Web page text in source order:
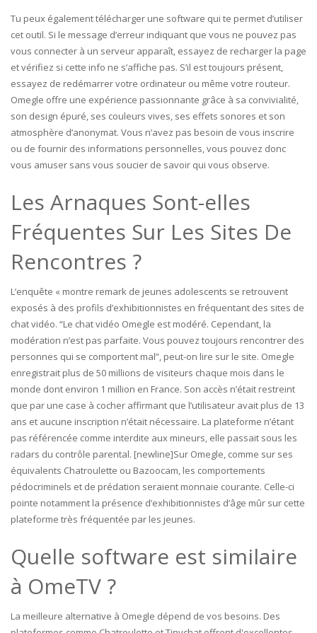
Tu peux également télécharger une software qui te permet d’utiliser
cet outil. Si le message d’erreur indiquant que vous ne pouvez pas
vous connecter à un serveur apparaît, essayez de recharger la page
et vérifiez si cette info ne s’affiche pas. S’il est toujours présent,
essayez de redémarrer votre ordinateur ou même votre routeur.
Omegle offre une expérience passionnante grâce à sa convivialité,
son design épuré, ses couleurs vives, ses effets sonores et son
atmosphère d’anonymat. Vous n’avez pas besoin de vous inscrire
ou de fournir des informations personnelles, vous pouvez donc
vous amuser sans vous soucier de savoir qui vous observe.
Les Arnaques Sont-elles
Fréquentes Sur Les Sites De
Rencontres ?
L’enquête « montre remark de jeunes adolescents se retrouvent
exposés à des profils d’exhibitionnistes en fréquentant des sites de
chat vidéo. “Le chat vidéo Omegle est modéré. Cependant, la
modération n’est pas parfaite. Vous pouvez toujours rencontrer des
personnes qui se comportent mal”, peut-on lire sur le site. Omegle
enregistrait plus de 50 millions de visiteurs chaque mois dans le
monde dont environ 1 million en France. Son accès n’était restreint
que par une case à cocher affirmant que l’utilisateur avait plus de 13
ans et aucune inscription n’était nécessaire. La plateforme n’étant
pas référencée comme interdite aux mineurs, elle passait sous les
radars du contrôle parental. [newline]Sur Omegle, comme sur ses
équivalents Chatroulette ou Bazoocam, les comportements
pédocriminels et de prédation seraient monnaie courante. Celle-ci
pointe notamment la présence d’exhibitionnistes d’âge mûr sur cette
plateforme très fréquentée par les jeunes.
Quelle software est similaire
à OmeTV ?
La meilleure alternative à Omegle dépend de vos besoins. Des